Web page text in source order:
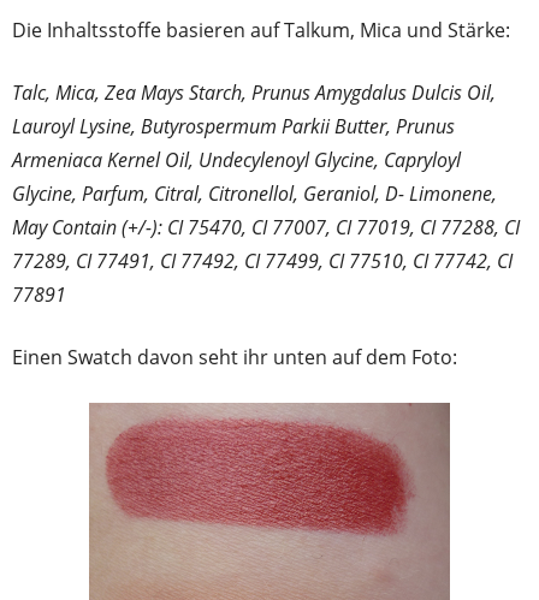
Die Inhaltsstoffe basieren auf Talkum, Mica und Stärke:
Talc, Mica, Zea Mays Starch, Prunus Amygdalus Dulcis Oil,
Lauroyl Lysine, Butyrospermum Parkii Butter, Prunus
Armeniaca Kernel Oil, Undecylenoyl Glycine, Capryloyl
Glycine, Parfum, Citral, Citronellol, Geraniol, D- Limonene,
May Contain (+/-): CI 75470, CI 77007, CI 77019, CI 77288, CI
77289, CI 77491, CI 77492, CI 77499, CI 77510, CI 77742, CI
77891
Einen Swatch davon seht ihr unten auf dem Foto: